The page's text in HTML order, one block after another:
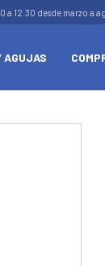
AGUJAS
a 12.30 desde marzo a